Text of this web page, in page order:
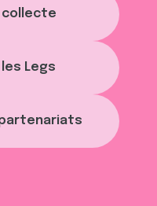
collecte
Legs